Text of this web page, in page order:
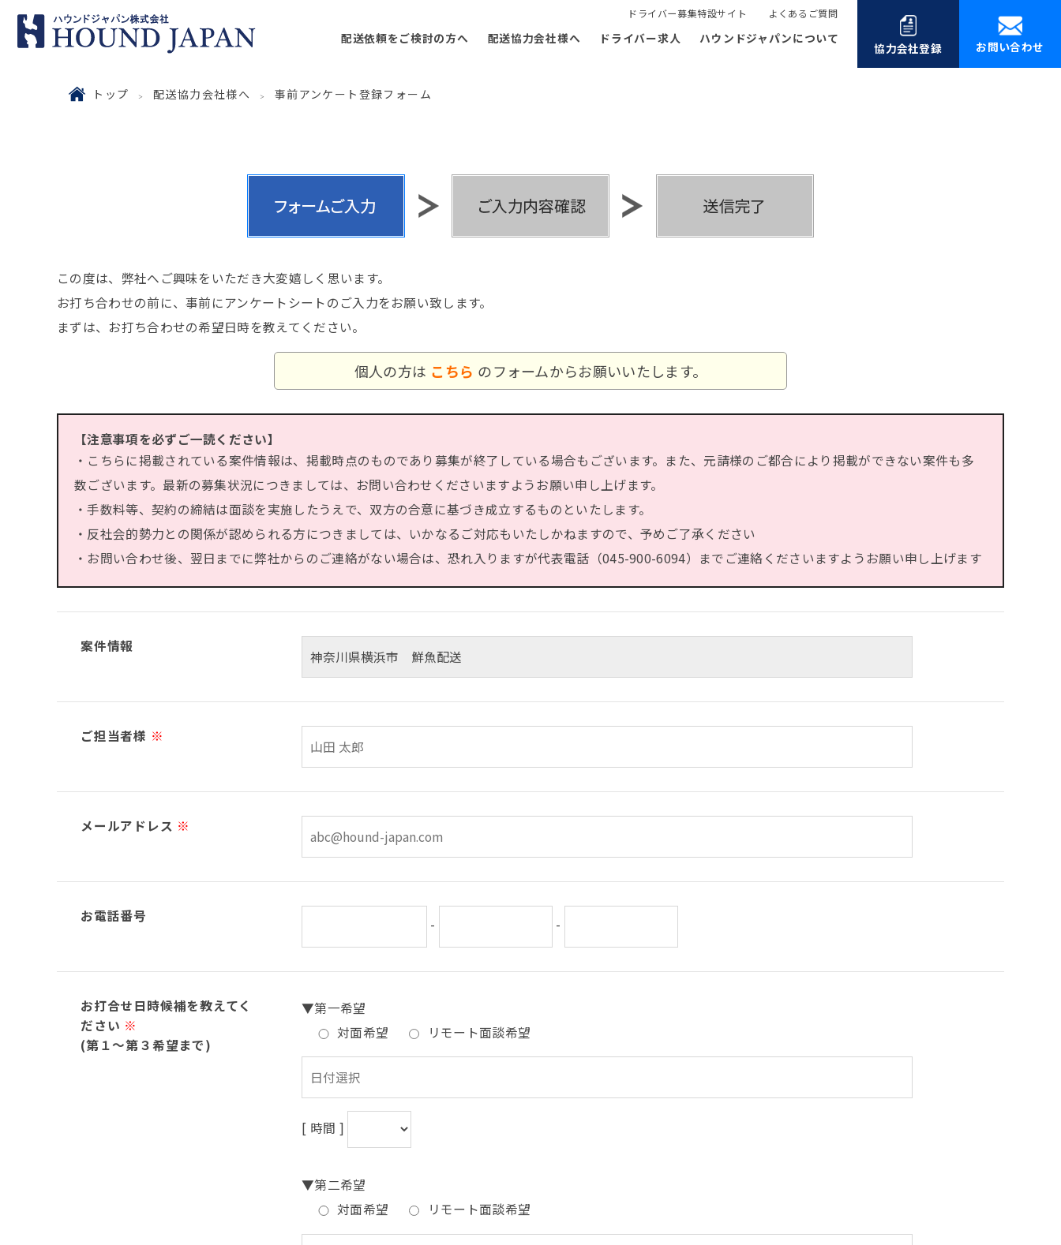
ドライバー募集特設サイト よくあるご質問
配送依頼をご検討の方へ 配送協力会社様へ ドライバー求人 ハウンドジャパンについて
協力会社登録 お問い合わせ
トップ 配送協力会社様へ 事前アンケート登録フォーム
この度は、弊社へご興味をいただき大変嬉しく思います。
お打ち合わせの前に、事前にアンケートシートのご入力をお願い致します。
まずは、お打ち合わせの希望日時を教えてください。
個人の方は こちら のフォームからお願いいたします。
【注意事項を必ずご一読ください】
・こちらに掲載されている案件情報は、掲載時点のものであり募集が終了している場合もございます。また、元請様のご都合により掲載ができない案件も多
数ございます。最新の募集状況につきましては、お問い合わせくださいますようお願い申し上げます。
・手数料等、契約の締結は面談を実施したうえで、双方の合意に基づき成立するものといたします。
・反社会的勢力との関係が認められる方につきましては、いかなるご対応もいたしかねますので、予めご了承ください
・お問い合わせ後、翌日までに弊社からのご連絡がない場合は、恐れ入りますが代表電話（045-900-6094）までご連絡くださいますようお願い申し上げます
案件情報
ご担当者様 ※
メールアドレス ※
お電話番号
- -
お打合せ日時候補を教えてく
ださい ※
(第１～第３希望まで)
▼第一希望
対面希望
リモート面談希望
[ 時間 ]
▼第二希望
対面希望
リモート面談希望